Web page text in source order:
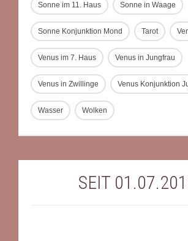
Sonne im 11. Haus Sonne in Waage
Sonne Konjunktion Mond Tarot
Venus im 7. Haus Venus in Jungfrau
Venus in Zwillinge Venus Konjunktion
Wasser Wolken
SEIT